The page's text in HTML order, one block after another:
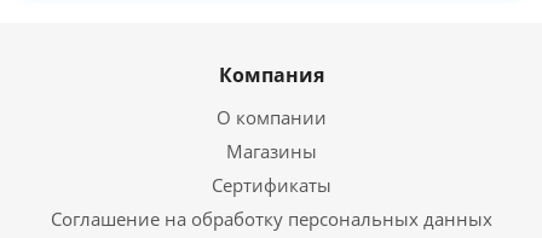
Компания
О компании
Магазины
Сертификаты
Соглашение на обработку персональных данных